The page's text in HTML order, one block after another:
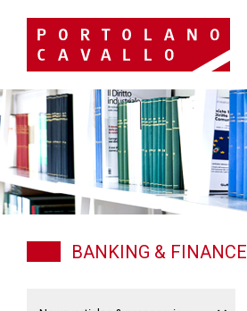
BANKING & FINANCE